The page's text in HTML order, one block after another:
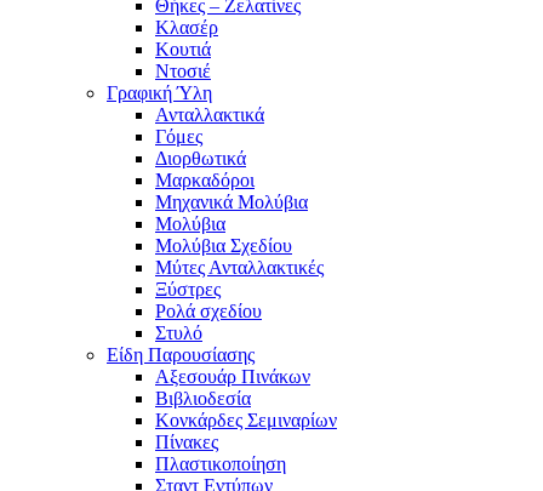
Θήκες – Ζελατίνες
Κλασέρ
Κουτιά
Ντοσιέ
Γραφική Ύλη
Ανταλλακτικά
Γόμες
Διορθωτικά
Μαρκαδόροι
Μηχανικά Μολύβια
Μολύβια
Μολύβια Σχεδίου
Μύτες Ανταλλακτικές
Ξύστρες
Ρολά σχεδίου
Στυλό
Είδη Παρουσίασης
Αξεσουάρ Πινάκων
Βιβλιοδεσία
Κονκάρδες Σεμιναρίων
Πίνακες
Πλαστικοποίηση
Σταντ Εντύπων